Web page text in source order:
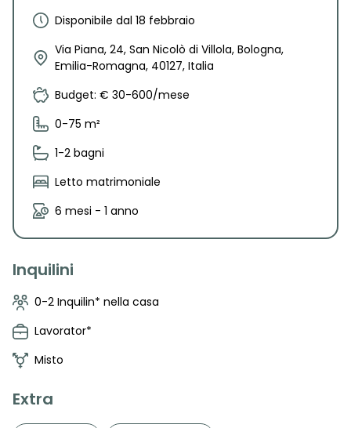
Disponibile dal 18 febbraio
Via Piana, 24, San Nicolò di Villola, Bologna,
Emilia-Romagna, 40127, Italia
Budget: € 30-600/mese
0-75 m²
1-2 bagni
Letto matrimoniale
6 mesi - 1 anno
Inquilini
0-2 Inquilin* nella casa
Lavorator*
Misto
Extra